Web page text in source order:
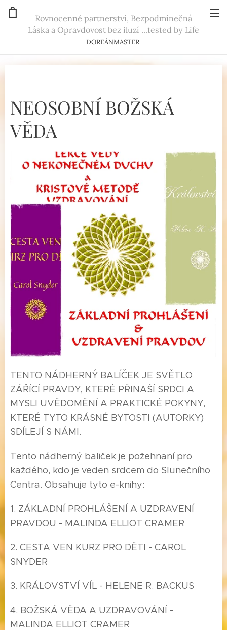
Rovnocenné partnerství, Bezpodmínečná
Láska a Opravdovost bez iluzí ...tested by Life
DOREÁNMASTER
NEOSOBNÍ BOŽSKÁ
VĚDA
TENTO NÁDHERNÝ BALÍČEK JE SVĚTLO
ZÁŘÍCÍ PRAVDY, KTERÉ PŘINAŠÍ SRDCI A
MYSLI UVĚDOMĚNÍ A PRAKTICKÉ POKYNY,
KTERÉ TYTO KRÁSNÉ BYTOSTI (AUTORKY)
SDÍLEJÍ S NÁMI.
Tento nádherný baliček je požehnaní pro
každého, kdo je veden srdcem do Slunečního
Centra. Obsahuje tyto e-knihy:
1. ZÁKLADNÍ PROHLÁŠENÍ A UZDRAVENÍ
PRAVDOU - MALINDA ELLIOT CRAMER
2. CESTA VEN KURZ PRO DĚTI - CAROL
SNYDER
3. KRÁLOVSTVÍ VÍL - HELENE R. BACKUS
4. BOŽSKÁ VĚDA A UZDRAVOVÁNÍ -
MALINDA ELLIOT CRAMER